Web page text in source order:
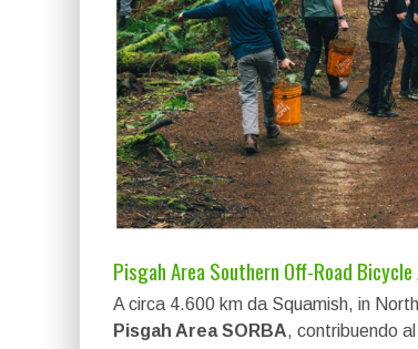
Pisgah Area Southern Off-Road
A circa 4.600 km da Squamish, in
Pisgah Area SORBA, contribuendo